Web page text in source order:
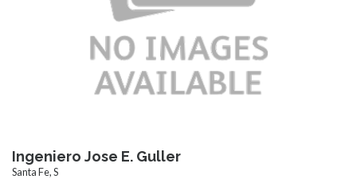
Ingeniero Jose E. Guller
Santa Fe, S